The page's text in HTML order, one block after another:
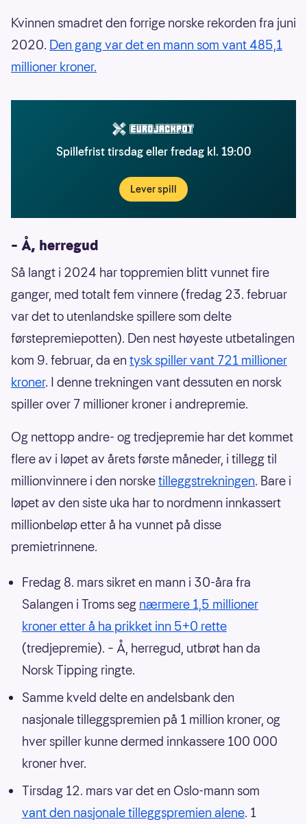
Kvinnen smadret den forrige norske rekorden fra juni
2020. Den gang var det en mann som vant 485,1
millioner kroner.
Spillefrist tirsdag eller fredag kl. 19:00
Lever spill
– Å, herregud
Så langt i 2024 har toppremien blitt vunnet fire
ganger, med totalt fem vinnere (fredag 23. februar
var det to utenlandske spillere som delte
førstepremiepotten). Den nest høyeste utbetalingen
kom 9. februar, da en tysk spiller vant 721 millioner
kroner. I denne trekningen vant dessuten en norsk
spiller over 7 millioner kroner i andrepremie.
Og nettopp andre- og tredjepremie har det kommet
flere av i løpet av årets første måneder, i tillegg til
millionvinnere i den norsketilleggstrekningen. Bare i
løpet av den siste uka har to nordmenn innkassert
millionbeløp etter å ha vunnet på disse
premietrinnene.
Fredag 8. mars sikret en mann i 30-åra fra
Salangen i Troms seg nærmere 1,5 millioner
kroner etter å ha prikket inn 5+0 rette
(tredjepremie). – Å, herregud, utbrøt han da
Norsk Tipping ringte.
Samme kveld delte en andelsbank den
nasjonale tilleggspremien på 1 million kroner, og
hver spiller kunne dermed innkassere 100 000
kroner hver.
Tirsdag 12. mars var det en Oslo-mann som
vant den nasjonale tilleggspremien alene. 1